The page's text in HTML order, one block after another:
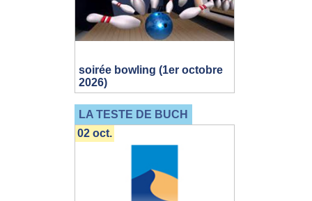
soirée bowling (1er octobre
2026)
LA TESTE DE BUCH
02 oct.